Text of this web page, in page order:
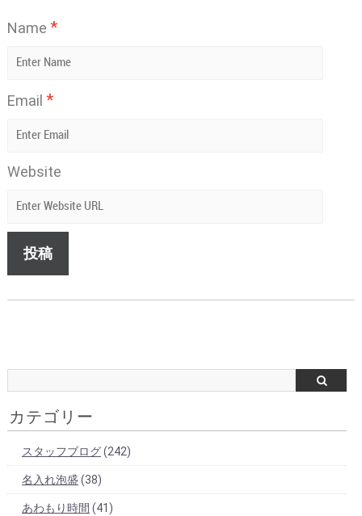
Name *
Email *
Website
カテゴリー
スタッフブログ(242)
名入れ泡盛 (38)
あわもり時間 (41)